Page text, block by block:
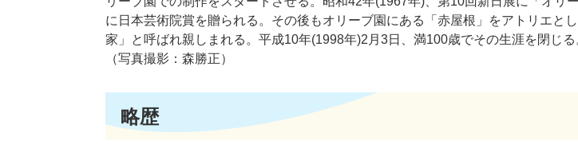
に日本芸術院賞を贈られる。その後もオリーブ園にある「赤屋根」をアトリエと
家」と呼ばれ親しまれる。平成10年(1998年)2月3日、満100歳でその生涯を閉じる
（写真撮影：森勝正）
略歴